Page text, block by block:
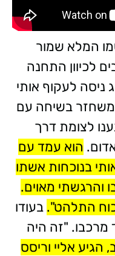
המלא שמור
לכיוון התחנה
לעקוף אותי
משחזר בשיחה עם
לצומת דרך
הוא עמד עם
בנוכחות אשתו
והרגשתי מאוים.
התלהט". בעודו
"זה היה
הגיע אליי וריסס